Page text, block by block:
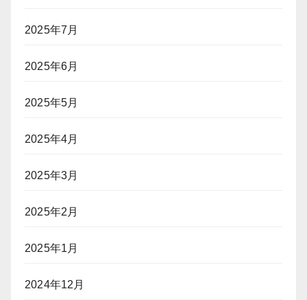
2025年7月
2025年6月
2025年5月
2025年4月
2025年3月
2025年2月
2025年1月
2024年12月